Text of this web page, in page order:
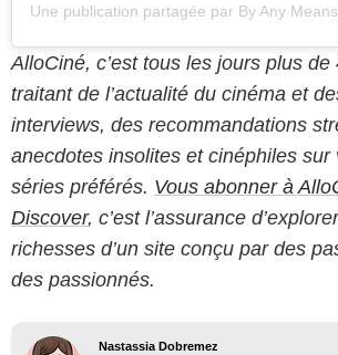
AlloCiné, c’est tous les jours plus de
traitant de l’actualité du cinéma et
interviews, des recommandations
anecdotes insolites et cinéphiles sur
séries préférés. Vous abonner à
Discover, c’est l’assurance
richesses d’un site conçu par des
des passionnés.
Nastassia Dobremez